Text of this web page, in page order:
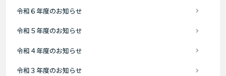
令和６年度のお知らせ
令和５年度のお知らせ
令和４年度のお知らせ
令和３年度のお知らせ